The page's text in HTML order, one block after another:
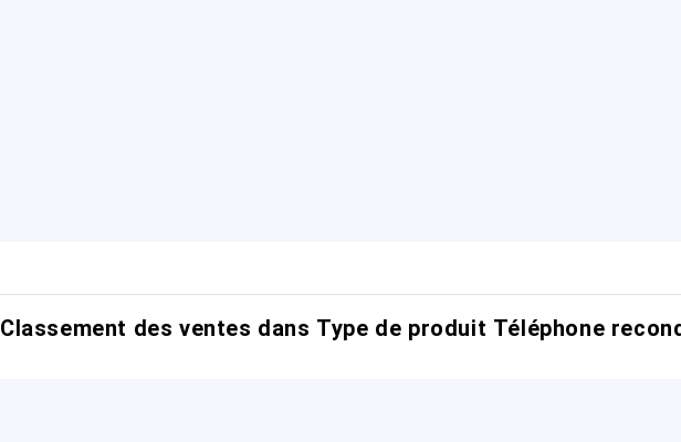
Classement des ventes dans Type de produit Téléphone